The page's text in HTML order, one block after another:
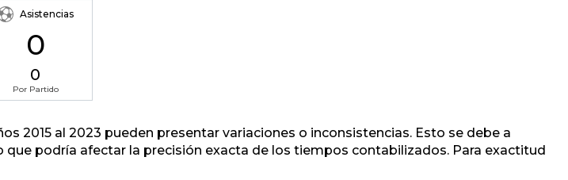
Asistencias
0
0
Por Partido
2015 al 2023 pueden presentar variaciones o inconsistencias. Esto se debe a
podría afectar la precisión exacta de los tiempos contabilizados. Para exactitud